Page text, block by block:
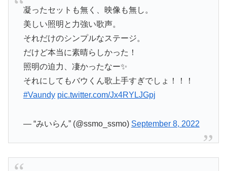
凝ったセットも無く、映像も無し。
美しい照明と力強い歌声。
それだけのシンプルなステージ。
だけど本当に素晴らしかった！
照明の迫力、凄かったなー✨
それにしてもバウくん歌上手すぎでしょ！！！
#Vaundy pic.twitter.com/Jx4RYLJGpj
— “みいらん” (@ssmo_ssmo) September 8, 2022